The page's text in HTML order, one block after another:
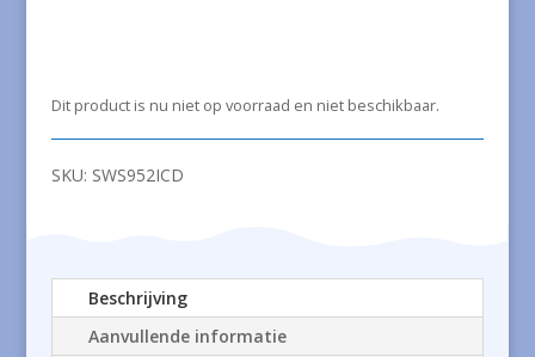
Dit product is nu niet op voorraad en niet beschikbaar.
SKU: SWS952ICD
Beschrijving
Aanvullende informatie